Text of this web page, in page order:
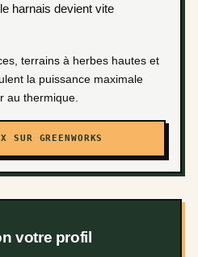
harnais devient vite
terrains à herbes hautes et
la puissance maximale
au thermique.
GREENWORKS
votre profil